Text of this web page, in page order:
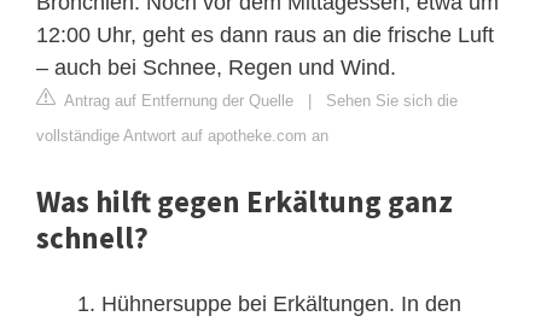
12:00 Uhr, geht es dann raus an die frische Luft
– auch bei Schnee, Regen und Wind.
Antrag auf Entfernung der Quelle | Sehen Sie sich die
vollständige Antwort auf apotheke.com an
Was hilft gegen Erkältung ganz
schnell?
Hühnersuppe bei Erkältungen. In den